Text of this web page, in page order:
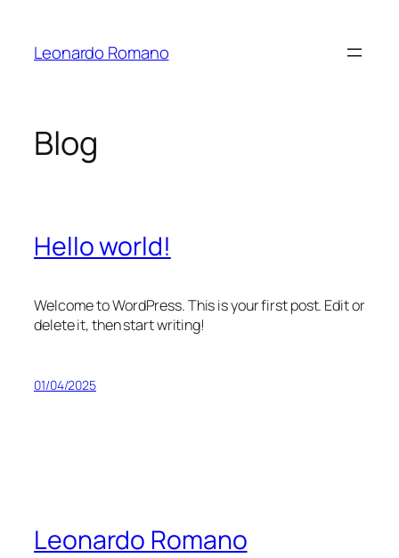
Leonardo Romano
Blog
Hello world!
Welcome to WordPress. This is your first post. Edit or
delete it, then start writing!
01/04/2025
Leonardo Romano